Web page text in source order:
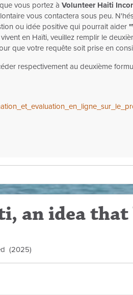
vous portez à Volunteer Haiti
vous contactera sous peu.
ou idée positive qui pourrait aider
en Haïti, veuillez remplir le
que votre requête soit prise en
respectivement au deuxième
an idea that
(2025)